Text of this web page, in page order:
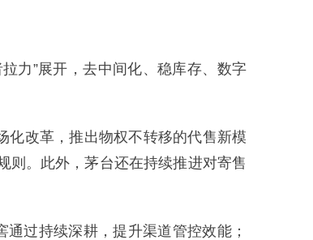
力”展开，去中间化、稳库存、数字
化改革，推出物权不转移的代售新模
则。此外，茅台还在持续推进对寄售
过持续深耕，提升渠道管控效能；